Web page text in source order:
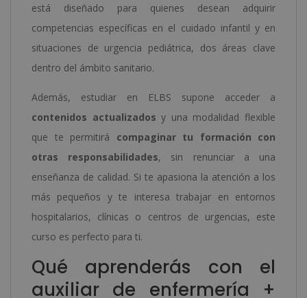
está diseñado para quienes desean adquirir
competencias específicas en el cuidado infantil y en
situaciones de urgencia pediátrica, dos áreas clave
dentro del ámbito sanitario.
Además, estudiar en ELBS supone acceder a
contenidos actualizados y una modalidad flexible
que te permitirá compaginar tu formación con
otras responsabilidades, sin renunciar a una
enseñanza de calidad. Si te apasiona la atención a los
más pequeños y te interesa trabajar en entornos
hospitalarios, clínicas o centros de urgencias, este
curso es perfecto para ti.
Qué aprenderás con el
auxiliar de enfermería +